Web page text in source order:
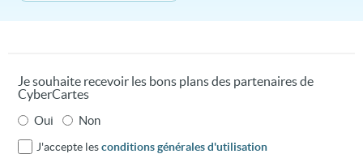
Je souhaite recevoir les bons plans des partenaires de
CyberCartes
Oui Non
J'accepte lesconditions générales d'utilisation